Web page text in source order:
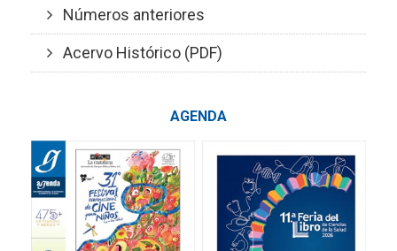
Números anteriores
Acervo Histórico (PDF)
AGENDA